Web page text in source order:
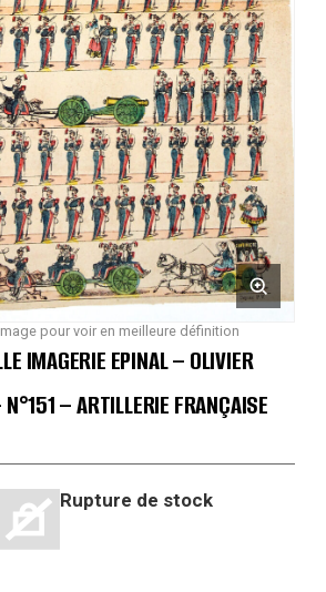
pour voir en meilleure définition
IMAGERIE EPINAL – OLIVIER
– ARTILLERIE FRANÇAISE
Rupture de stock